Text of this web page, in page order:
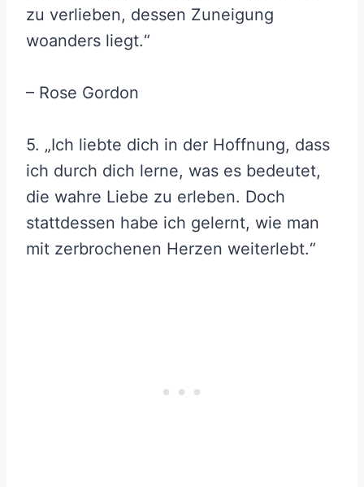
zu verlieben, dessen Zuneigung
woanders liegt.“
– Rose Gordon
5. „Ich liebte dich in der Hoffnung, dass
ich durch dich lerne, was es bedeutet,
die wahre Liebe zu erleben. Doch
stattdessen habe ich gelernt, wie man
mit zerbrochenen Herzen weiterlebt.“